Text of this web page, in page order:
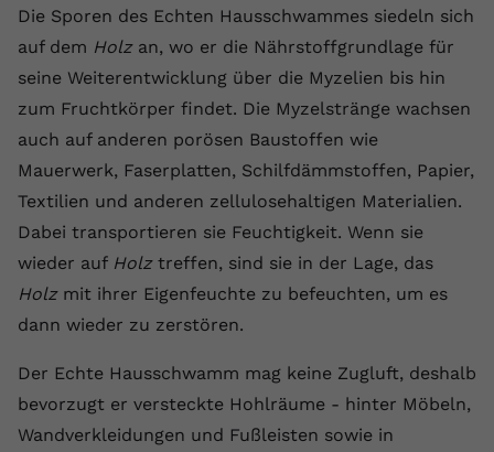
Die Sporen des Echten Hausschwammes siedeln sich
auf dem Holzan, wo er die Nährstoffgrundlage für
seine Weiterentwicklung über die Myzelien bis hin
zum Fruchtkörper findet. Die Myzelstränge wachsen
auch auf anderen porösen Baustoffen wie
Mauerwerk, Faserplatten, Schilfdämmstoffen, Papier,
Textilien und anderen zellulosehaltigen Materialien.
Dabei transportieren sie Feuchtigkeit. Wenn sie
wieder auf Holztreffen, sind sie in der Lage, das
Holzmit ihrer Eigenfeuchte zu befeuchten, um es
dann wieder zu zerstören.
Der Echte Hausschwamm mag keine Zugluft, deshalb
bevorzugt er versteckte Hohlräume - hinter Möbeln,
Wandverkleidungen und Fußleisten sowie in
Anbieter youtube.com
Zweck
Dieser von YouTube gesetzte Cookie
registriert eine eindeutige ID, um
Daten darüber zu speichern, welche
Videos von YouTube der Nutzer
gesehen hat.
Laufzeit Session